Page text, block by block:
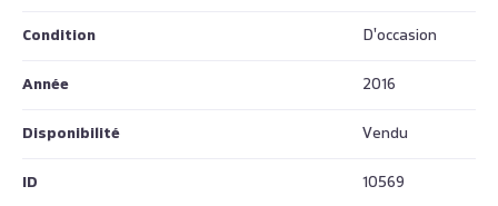
Condition D'occasion
Année 2016
Disponibilité Vendu
ID 10569